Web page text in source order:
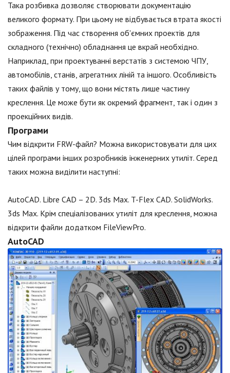
Така розбивка дозволяє створювати документацію
великого формату. При цьому не відбувається втрата якості
зображення. Під час створення об'ємних проектів для
складного (технічно) обладнання це вкрай необхідно.
Наприклад, при проектуванні верстатів з системою ЧПУ,
автомобілів, станів, агрегатних ліній та іншого. Особливість
таких файлів у тому, що вони містять лише частину
креслення. Це може бути як окремий фрагмент, так і один з
проекційних видів.
Програми
Чим відкрити FRW-файл? Можна використовувати для цих
цілей програми інших розробників інженерних утиліт. Серед
таких можна виділити наступні:
AutoCAD. Libre CAD – 2D. 3ds Max. T-Flex CAD. SolidWorks.
3ds Max. Крім спеціалізованих утиліт для креслення, можна
відкрити файли додатком FileViewPro.
AutoCAD